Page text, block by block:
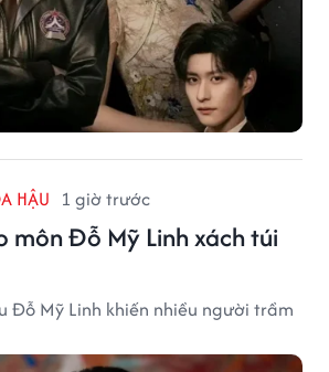
HẬU 1 giờ trước
môn Đỗ Mỹ Linh xách túi
Đỗ Mỹ Linh khiến nhiều người trầm